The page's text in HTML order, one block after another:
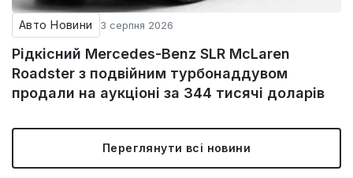
Авто Новини 3 серпня 2026
Рідкісний Mercedes-Benz SLR McLaren
Roadster з подвійним турбонаддувом
продали на аукціоні за 344 тисячі доларів
Переглянути всі новини